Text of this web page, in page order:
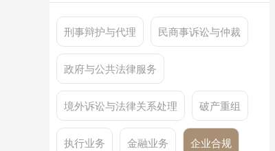
刑事辩护与代理 民商事诉讼与仲裁
政府与公共法律服务
境外诉讼与法律关系处理 破产重组
执行业务 金融业务 企业合规